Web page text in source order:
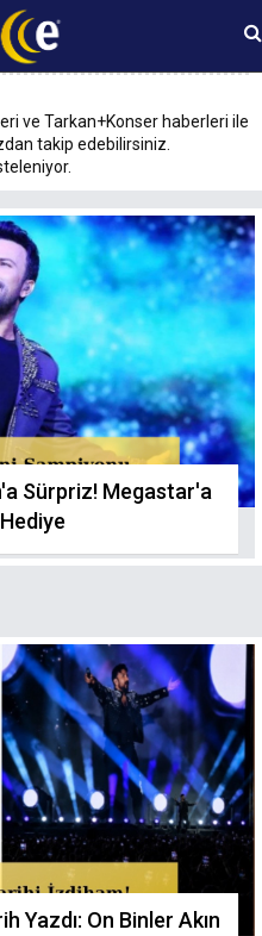
04:38
ve Tarkan+Konser haberleri ile
takip edebilirsiniz.
Sürpriz! Megastar'a
Yazdı: On Binler Akın